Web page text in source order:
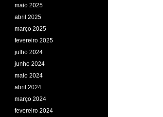
maio 2025
abril 2025
março 2025
fevereiro 2025
julho 2024
junho 2024
maio 2024
abril 2024
março 2024
fevereiro 2024